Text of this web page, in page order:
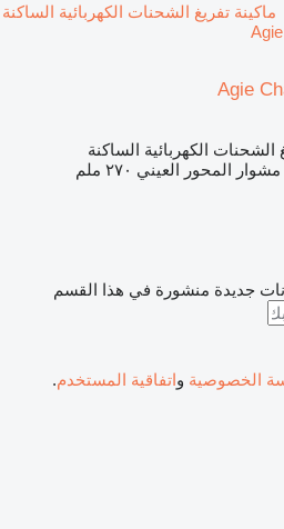
ماكينة تفريغ الشحنات الكهربائية الساكنة
Agie
الكهربائية الساكنة
مشوار المحور العيني ٢٧٠ ملم
جديدة منشورة في هذا القسم
الخصوصية واتفاقية المستخدم.